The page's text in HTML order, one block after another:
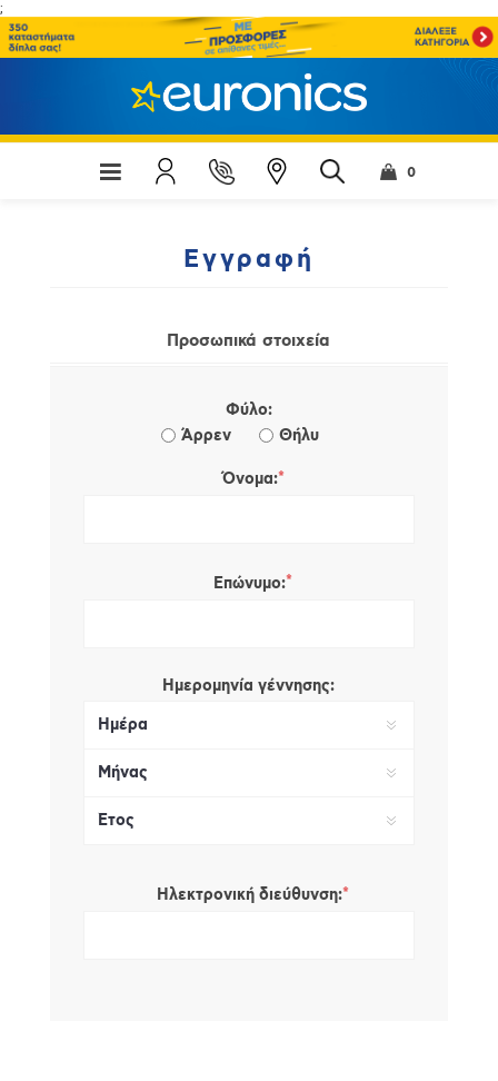
;
0
Εγγραφή
Προσωπικά στοιχεία
Φύλο:
Άρρεν
Θήλυ
Όνομα:*
Επώνυμο:*
Ημερομηνία γέννησης:
Ηλεκτρονική διεύθυνση:*